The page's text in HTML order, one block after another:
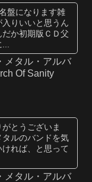
盤になります雑
りいいと思うん
か初期版ＣＤ父
...
メタル・アルバ
Of Sanity
とうございま
ルのバンドを気
れば、と思って
メタル・アルバ